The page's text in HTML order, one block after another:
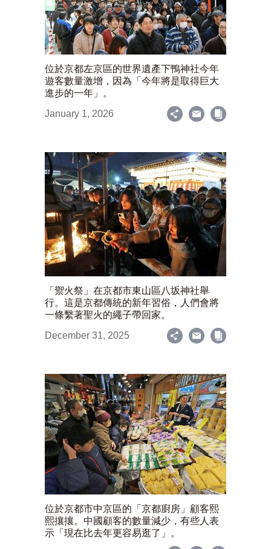
位於京都左京區的世界遺產下鴨神社今年
遊客數量激增，因為「今年將是取得巨大
進步的一年」。
January 1, 2026
「禦火祭」在京都市東山區八坂神社舉
行。這是京都傳統的新年習俗，人們會將
一條繫著聖火的繩子帶回家。
December 31, 2025
位於京都市中京區的「京都廚房」顧客熙
熙攘攘。中國顧客的數量減少，有些人表
示「現在比去年更容易逛了」。